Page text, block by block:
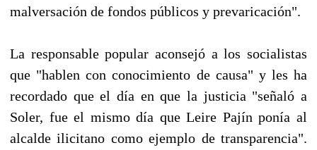
malversación de fondos públicos y prevaricación".
La responsable popular aconsejó a los socialistas
que "hablen con conocimiento de causa" y les ha
recordado que el día en que la justicia "señaló a
Soler, fue el mismo día que Leire Pajín ponía al
alcalde ilicitano como ejemplo de transparencia".